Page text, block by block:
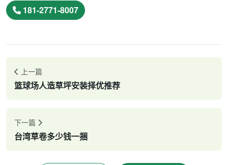
181-2771-8007
上一篇
篮球场人造草坪安装择优推荐
下一篇
台湾草卷多少钱一捆